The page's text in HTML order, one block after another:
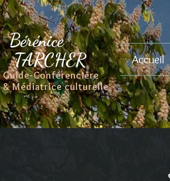
Bérénice
TARCHER
Guide-Conférencière
& Médiatrice culturelle
Accueil